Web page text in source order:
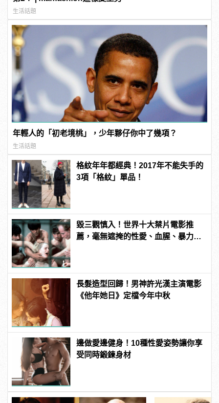
生活話題
年輕人的「初老境桃」，少年夥仔你中了幾項？
生活話題
格紋年年都經典！2017年不能失手的
3項「格紋」單品！
毀三觀慎入！世界十大禁片電影推
薦，毫無遮掩的性愛、血腥、暴力、
長髮造型回歸！男神許光漢主演電影
《他年她日》定檔今年中秋
邊做愛邊健身！10種性愛姿勢讓你享
受同時鍛鍊身材